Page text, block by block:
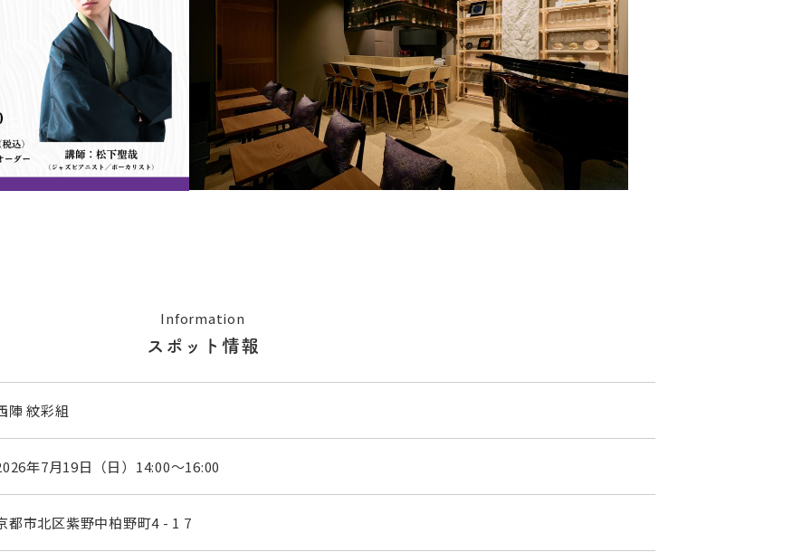
Information
スポット情報
陣 紋彩組
年7月19日（日）14:00～16:00
都市北区紫野中柏野町4 - 1 7